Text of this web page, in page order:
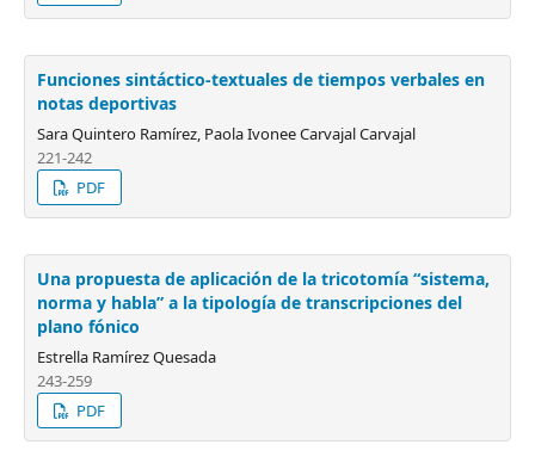
Funciones sintáctico-textuales de tiempos verbales en
notas deportivas
Sara Quintero Ramírez, Paola Ivonee Carvajal Carvajal
221-242
PDF
Una propuesta de aplicación de la tricotomía “sistema,
norma y habla” a la tipología de transcripciones del
plano fónico
Estrella Ramírez Quesada
243-259
PDF